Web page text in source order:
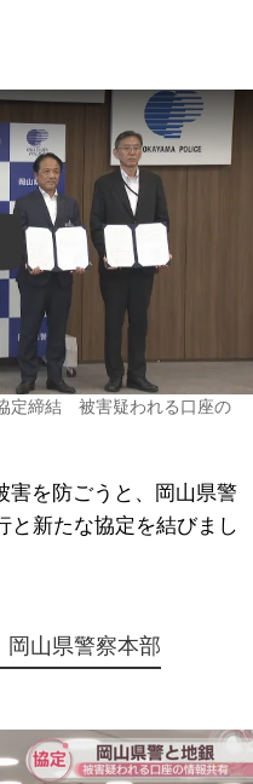
定締結 被害疑われる口座の
を防ごうと、岡山県警
と新たな協定を結びまし
山県警察本部